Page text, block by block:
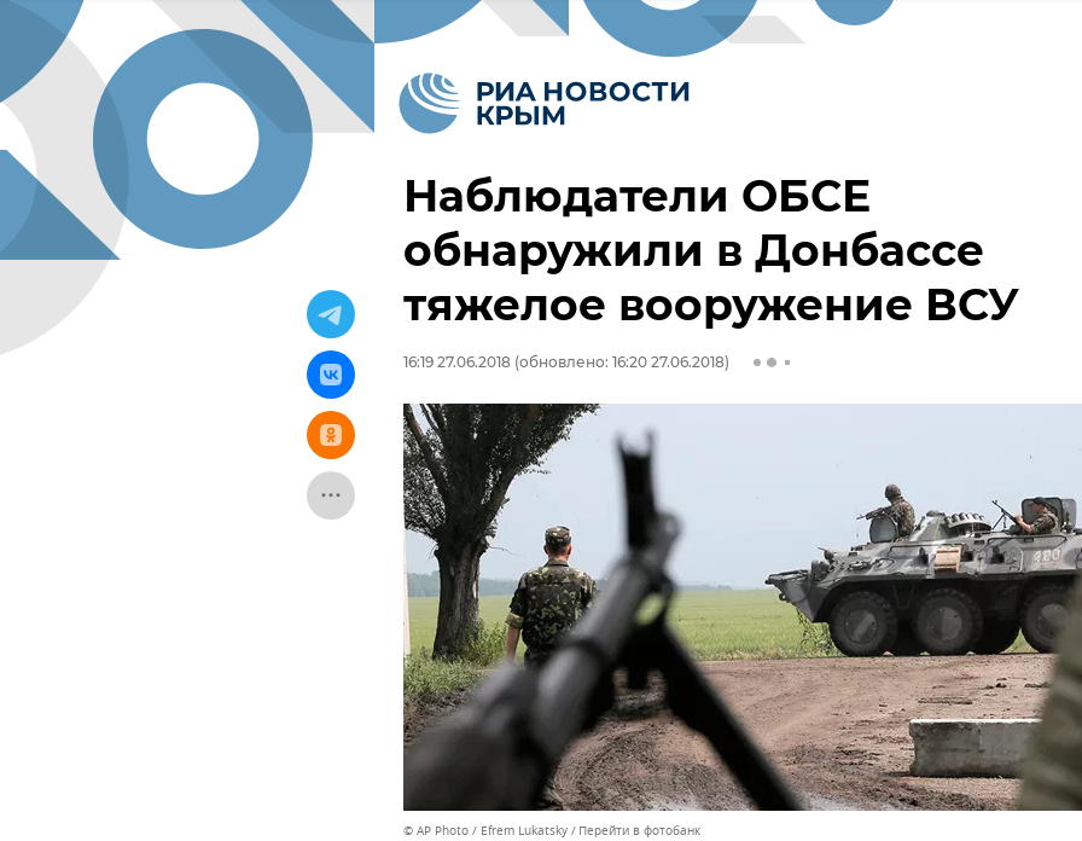
Наблюдатели ОБСЕ
обнаружили в Донбассе
тяжелое вооружение ВСУ
16:19 27.06.2018 (обновлено: 16:20 27.06.2018)
© AP Photo / Efrem Lukatsky Перейти в фотобанк